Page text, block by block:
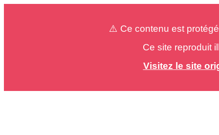
⚠️ Ce contenu est
Ce site reproduit
Visitez le site